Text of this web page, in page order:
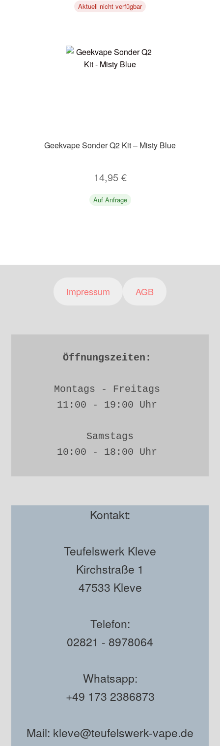
Aktuell nicht verfügbar
Geekvape Sonder Q2 Kit – Misty Blue
14,95 €
Auf Anfrage
Impressum AGB
Öffnungszeiten:
Montags - Freitags
11:00 - 19:00 Uhr
Samstags
10:00 - 18:00 Uhr
Kontakt:
Teufelswerk Kleve
Kirchstraße 1
47533 Kleve
Telefon:
02821 - 8978064
Whatsapp:
+49 173 2386873
Mail: kleve@teufelswerk-vape.de